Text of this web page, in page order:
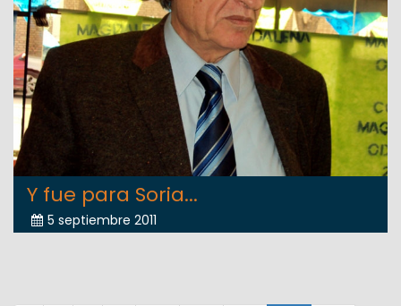
Y fue para Soria...
5 septiembre 2011